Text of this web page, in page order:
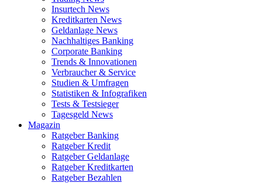
Insurtech News
Kreditkarten News
Geldanlage News
Nachhaltiges Banking
Corporate Banking
Trends & Innovationen
Verbraucher & Service
Studien & Umfragen
Statistiken & Infografiken
Tests & Testsieger
Tagesgeld News
Magazin
Ratgeber Banking
Ratgeber Kredit
Ratgeber Geldanlage
Ratgeber Kreditkarten
Ratgeber Bezahlen